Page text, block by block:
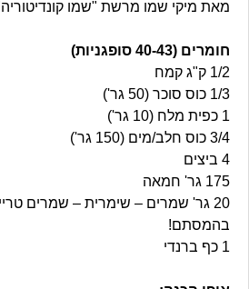
מאת מיקי שמו מרשת "שמו
חומרים (40-43 סופגניות)
1/2 ק"ג קמח
1/3 כוס סוכר (50 גר')
1 כפית מלח (10 גר')
3/4 כוס חלב/מים (150 גר')
4 ביצים
175 גר' חמאה
20 גר' שמרים – שימרית – שמרים
בהמסתם!
1 כף ברנדי